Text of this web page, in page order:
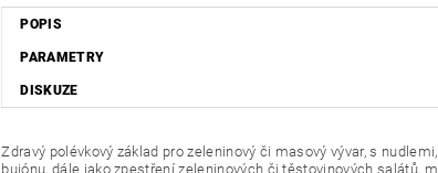
POPIS
PARAMETRY
DISKUZE
Zdravý polévkový základ pro zeleninový či masový vývar, s
bujónu, dále jako zpestření zeleninových či těstovinových salátů,